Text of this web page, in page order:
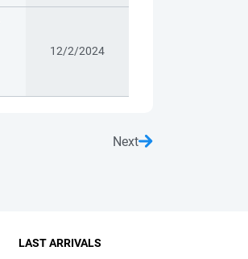
12/2/2024
Next
LAST ARRIVALS